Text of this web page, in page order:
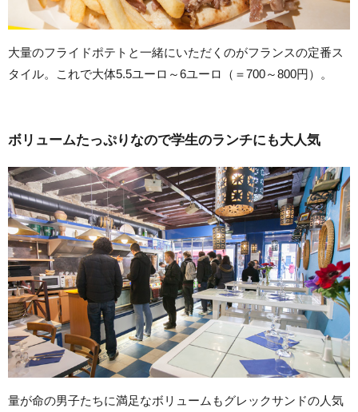
大量のフライドポテトと一緒にいただくのがフランスの定番ス
タイル。これで大体5.5ユーロ～6ユーロ（＝700～800円）。
ボリュームたっぷりなので学生のランチにも大人気
量が命の男子たちに満足なボリュームもグレックサンドの人気